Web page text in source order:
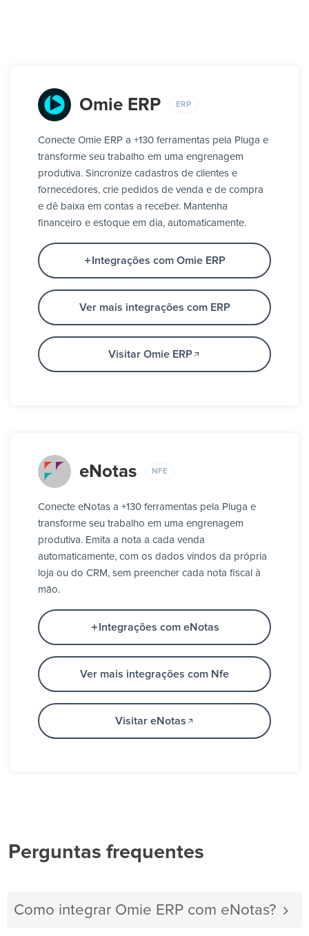
Omie ERP ERP
Conecte Omie ERP a +130 ferramentas pela Pluga e
transforme seu trabalho em uma engrenagem
produtiva. Sincronize cadastros de clientes e
fornecedores, crie pedidos de venda e de compra
e dê baixa em contas a receber. Mantenha
financeiro e estoque em dia, automaticamente.
Integrações com Omie ERP
Ver mais integrações com ERP
Visitar Omie ERP
eNotas NFE
Conecte eNotas a +130 ferramentas pela Pluga e
transforme seu trabalho em uma engrenagem
produtiva. Emita a nota a cada venda
automaticamente, com os dados vindos da própria
loja ou do CRM, sem preencher cada nota fiscal à
mão.
Integrações com eNotas
Ver mais integrações com Nfe
Visitar eNotas
Perguntas frequentes
Como integrar Omie ERP com eNotas?